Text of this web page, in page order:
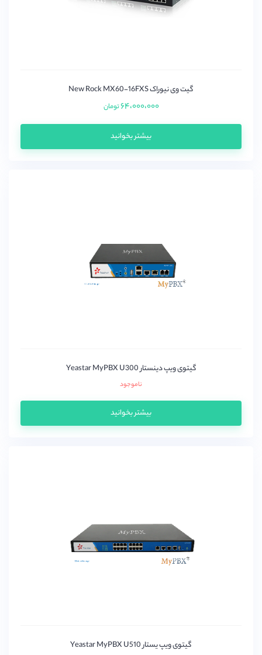
گیت وی نیوراک New Rock MX60-16FXS
۶۴،۰۰۰،۰۰۰تومان
بیشتر بخوانید
گیتوی ویپ دینستار Yeastar MyPBX U300
ناموجود
بیشتر بخوانید
گیتوی ویپ یستار Yeastar MyPBX U510